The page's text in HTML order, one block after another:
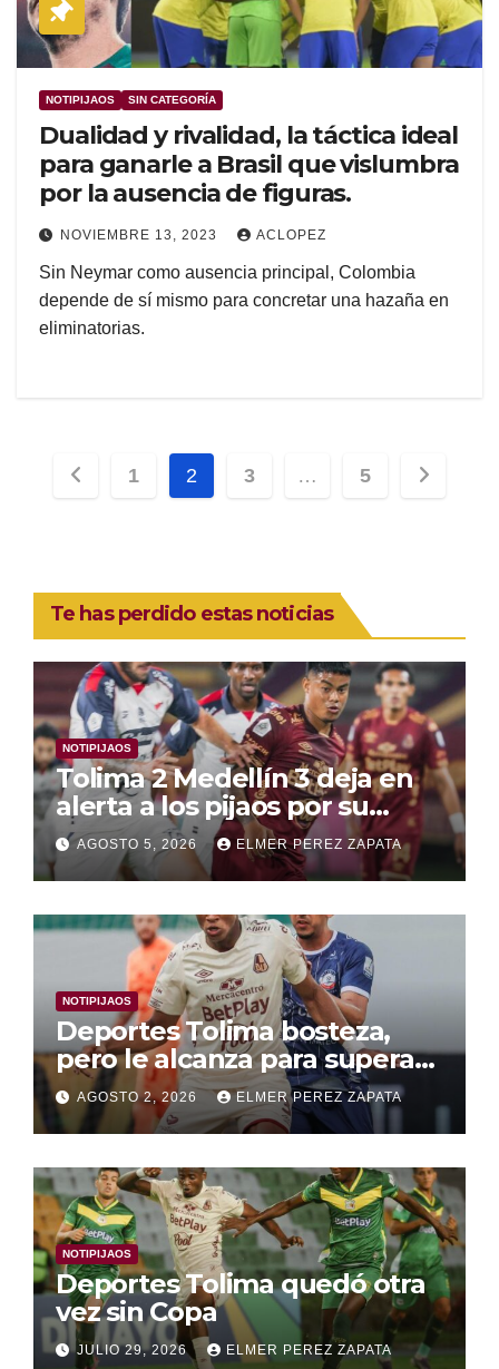
NOTIPIJAOS SIN CATEGORÍA
Dualidad y rivalidad, la táctica ideal
para ganarle a Brasil que vislumbra
por la ausencia de figuras.
NOVIEMBRE 13, 2023 ACLOPEZ
Sin Neymar como ausencia principal, Colombia
depende de sí mismo para concretar una hazaña en
eliminatorias.
Paginación
1 2 3 … 5
Te has perdido estas noticias
NOTIPIJAOS
Tolima 2 Medellín 3 deja en
alerta a los pijaos por su
fútbol irregular
AGOSTO 5, 2026 ELMER PEREZ ZAPATA
NOTIPIJAOS
Deportes Tolima bosteza,
pero le alcanza para superar
a Alianza Valledupar 2 A 1
AGOSTO 2, 2026 ELMER PEREZ ZAPATA
NOTIPIJAOS
Deportes Tolima quedó otra
vez sin Copa
JULIO 29, 2026 ELMER PEREZ ZAPATA